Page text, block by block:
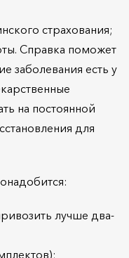
страхования;
Справка поможет
заболевания есть у
на постоянной
для
лучше два-